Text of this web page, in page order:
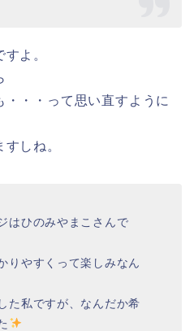
よ。
・・って思い直すように
しね。
はひのみやまこさんで
りやすくって楽しみなん
た私ですが、なんだか希